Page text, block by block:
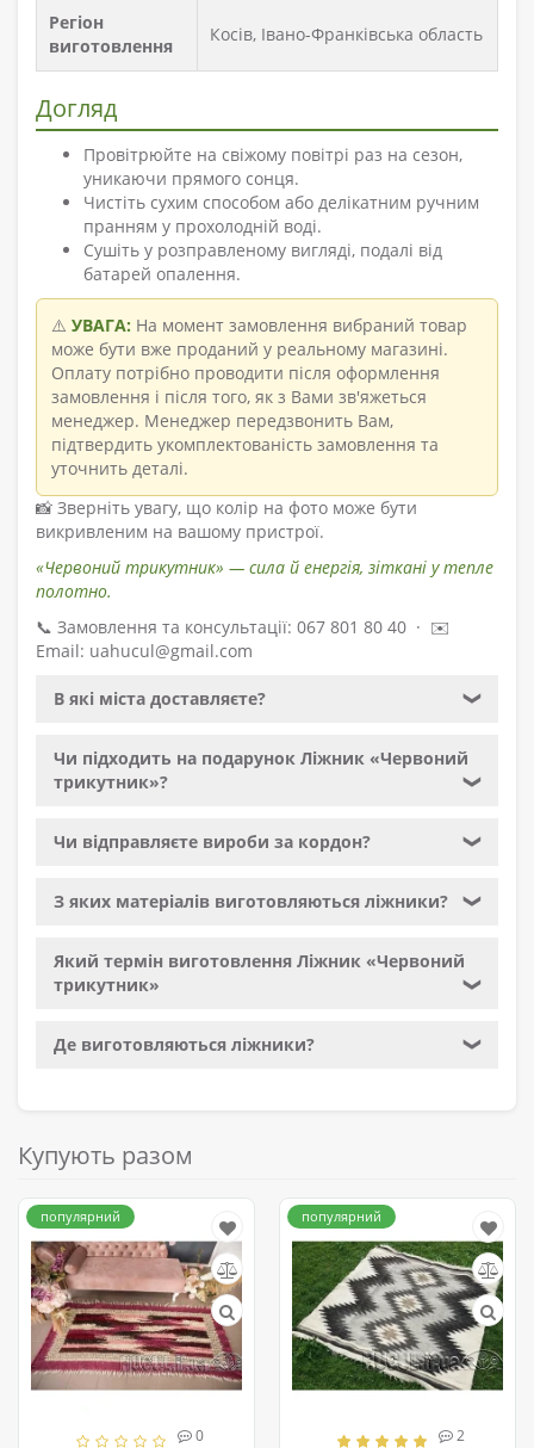
Регіон
виготовлення
Косів, Івано-Франківська область
Догляд
Провітрюйте на свіжому повітрі раз на сезон,
уникаючи прямого сонця.
Чистіть сухим способом або делікатним ручним
пранням у прохолодній воді.
Сушіть у розправленому вигляді, подалі від
батарей опалення.
⚠️ УВАГА: На момент замовлення вибраний товар
може бути вже проданий у реальному магазині.
Оплату потрібно проводити після оформлення
замовлення і після того, як з Вами зв'яжеться
менеджер. Менеджер передзвонить Вам,
підтвердить укомплектованість замовлення та
уточнить деталі.
📸 Зверніть увагу, що колір на фото може бути
викривленим на вашому пристрої.
«Червоний трикутник» — сила й енергія, зіткані у тепле
полотно.
📞 Замовлення та консультації: 067 801 80 40 · ✉️
Email: uahucul@gmail.com
В які міста доставляєте? ❯
Чи підходить на подарунок Ліжник «Червоний
трикутник»?
❯
Чи відправляєте вироби за кордон? ❯
З яких матеріалів виготовляються ліжники? ❯
Який термін виготовлення Ліжник «Червоний
трикутник»
❯
Де виготовляються ліжники? ❯
Купують разом
популярний
0
популярний
2